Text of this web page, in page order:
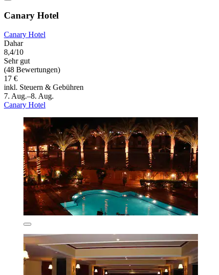
Canary Hotel
Canary Hotel
Dahar
8,4/10
Sehr gut
(48 Bewertungen)
17 €
inkl. Steuern & Gebühren
7. Aug.–8. Aug.
Canary Hotel